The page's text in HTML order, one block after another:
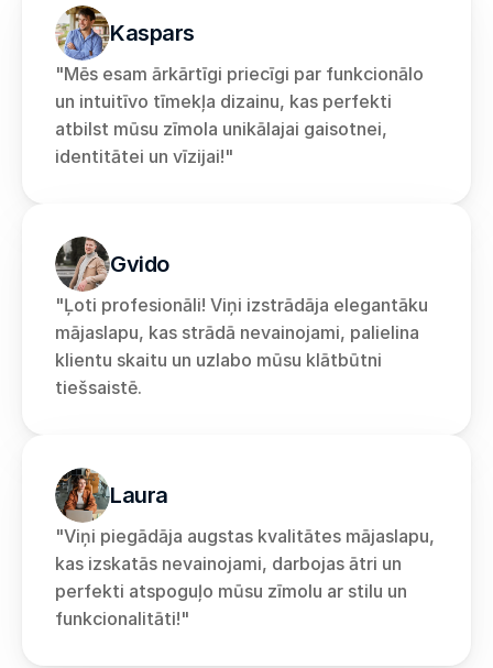
Kaspars
"Mēs esam ārkārtīgi priecīgi par funkcionālo
un intuitīvo tīmekļa dizainu, kas perfekti
atbilst mūsu zīmola unikālajai gaisotnei,
identitātei un vīzijai!"
Gvido
"Ļoti profesionāli! Viņi izstrādāja elegantāku
mājaslapu, kas strādā nevainojami, palielina
klientu skaitu un uzlabo mūsu klātbūtni
tiešsaistē.
Laura
"Viņi piegādāja augstas kvalitātes mājaslapu,
kas izskatās nevainojami, darbojas ātri un
perfekti atspoguļo mūsu zīmolu ar stilu un
funkcionalitāti!"